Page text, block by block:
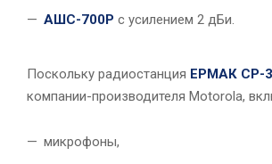
АШС-700Р с усилением 2 дБи.
Поскольку радиостанция ЕРМАК CP-
компании-производителя Motorola,
микрофоны,